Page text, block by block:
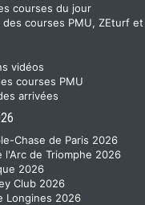
courses du jour
des courses PMU, ZEturf
vidéos
courses PMU
arrivées
Chase de Paris 2026
l'Arc de Triomphe 2026
2026
Club 2026
Longines 2026